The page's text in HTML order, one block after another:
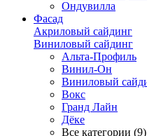
Ондувилла
Фасад
Акриловый сайдинг
Виниловый сайдинг
Альта-Профиль
Винил-Он
Виниловый
Вокс
Гранд Лайн
Дёке
Все категории (9)